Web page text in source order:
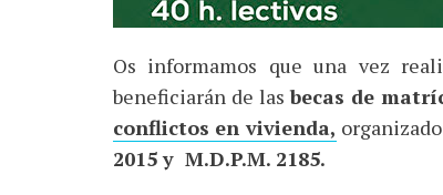
Os informamos que una vez
beneficiarán de lasbecas de
conflictos en vivienda,
2015 y M.D.P.M. 2185.